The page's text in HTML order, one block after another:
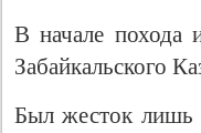
В начале похода
Забайкальского
Был жесток лишь